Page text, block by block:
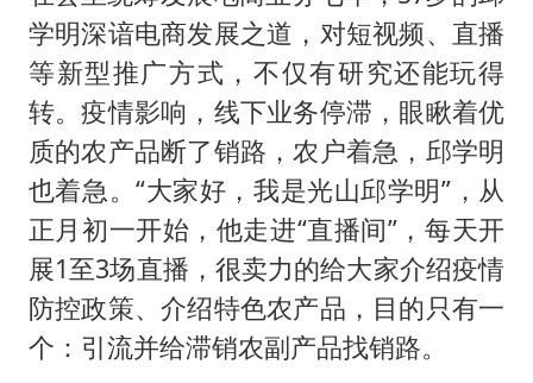
学明深谙电商发展之道，对短视频、直播
等新型推广方式，不仅有研究还能玩得
转。疫情影响，线下业务停滞，眼瞅着优
质的农产品断了销路，农户着急，邱学明
也着急。“大家好，我是光山邱学明”，从
正月初一开始，他走进“直播间”，每天开
展1至3场直播，很卖力的给大家介绍疫情
防控政策、介绍特色农产品，目的只有一
个：引流并给滞销农副产品找销路。